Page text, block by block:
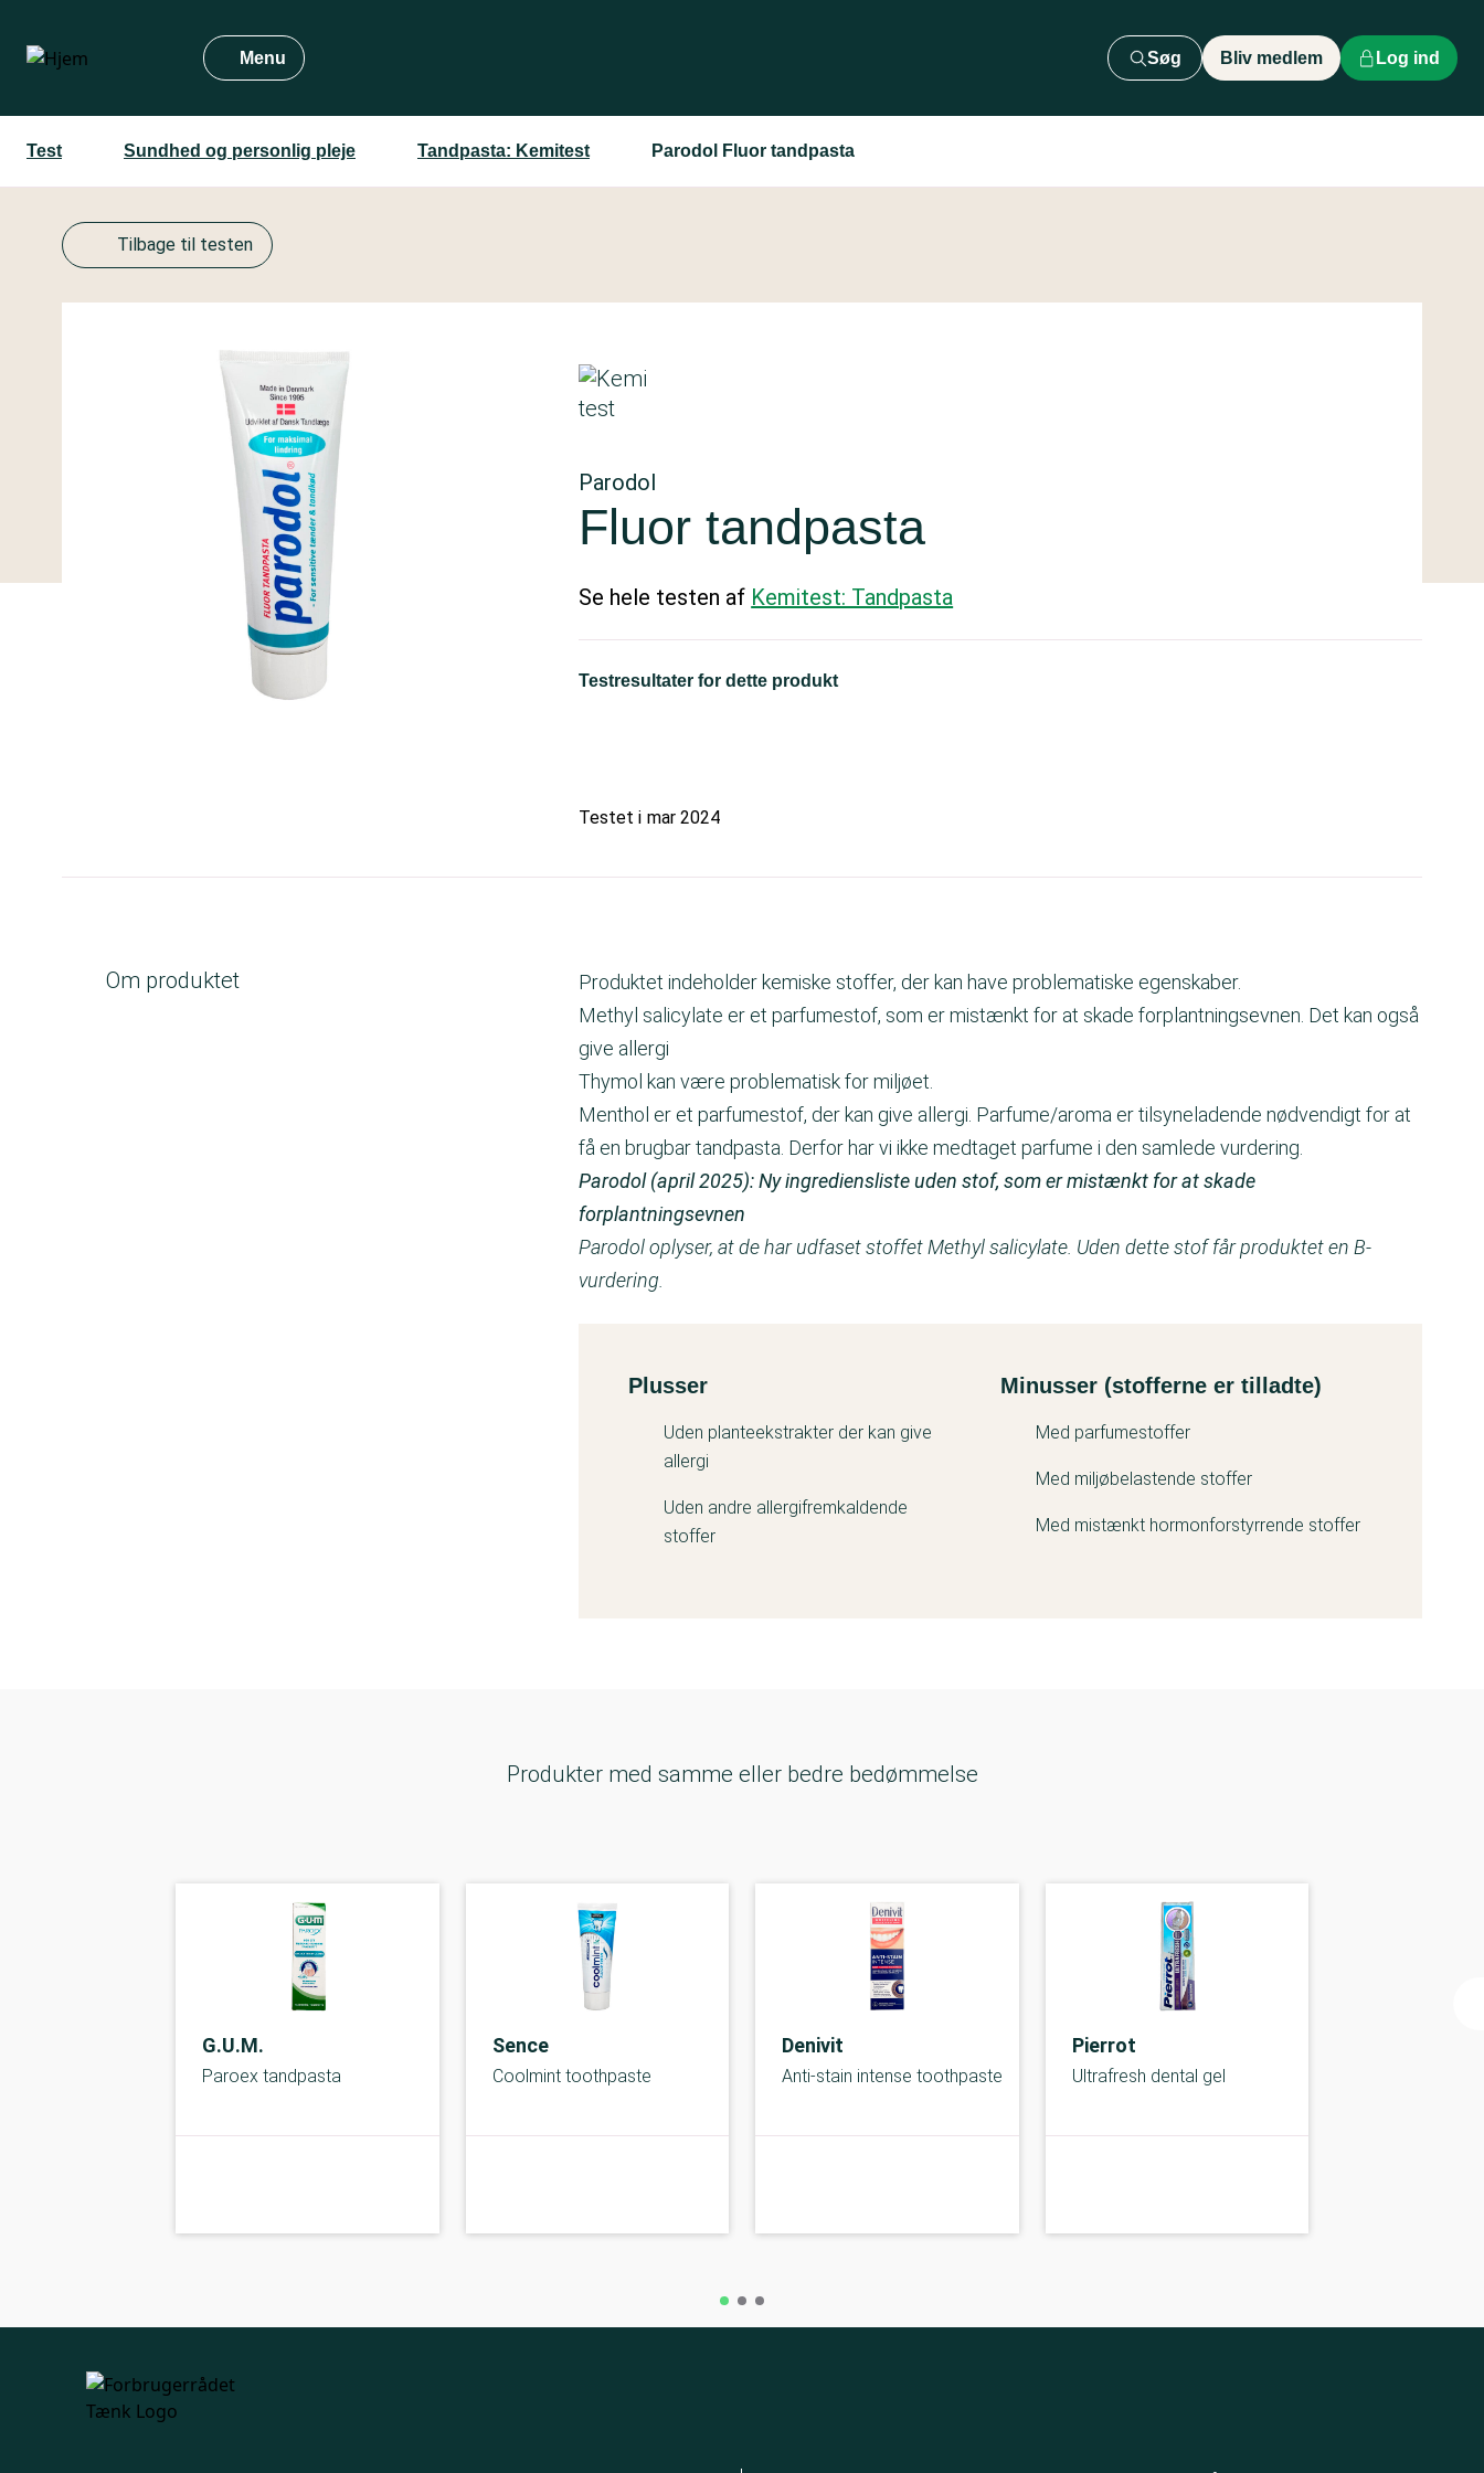
hovedindhold
Menu Søg Bliv medlem Log ind
Test Sundhed og personlig pleje Tandpasta: Kemitest Parodol Fluor tandpasta
Tilbage til testen
Parodol
Fluor tandpasta
Se hele testen af Kemitest: Tandpasta
Testresultater for dette produkt
Testet i mar 2024
Om produktet
Produktet indeholder kemiske stoffer, der kan have problematiske egenskaber.
Methyl salicylate er et parfumestof, som er mistænkt for at skade forplantningsevnen. Det kan også
give allergi
Thymol kan være problematisk for miljøet.
Menthol er et parfumestof, der kan give allergi. Parfume/aroma er tilsyneladende nødvendigt for at
få en brugbar tandpasta. Derfor har vi ikke medtaget parfume i den samlede vurdering.
Parodol (april 2025): Ny ingrediensliste uden stof, som er mistænkt for at skade
forplantningsevnen
Parodol oplyser, at de har udfaset stoffet Methyl salicylate. Uden dette stof får produktet en B-
vurdering.
Kemitest
Plusser Minusser (stofferne er tilladte)
Uden planteekstrakter der kan give
allergi
Uden andre allergifremkaldende
stoffer
Med parfumestoffer
Med miljøbelastende stoffer
Med mistænkt hormonforstyrrende stoffer
Produkter med samme eller bedre bedømmelse
G.U.M.
Paroex tandpasta
Sence
Coolmint toothpaste
Denivit
Anti-stain intense toothpaste
Pierrot
Ultrafresh dental gel